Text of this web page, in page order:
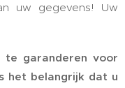
uw gegevens! Uw
te garanderen voor
het belangrijk dat u